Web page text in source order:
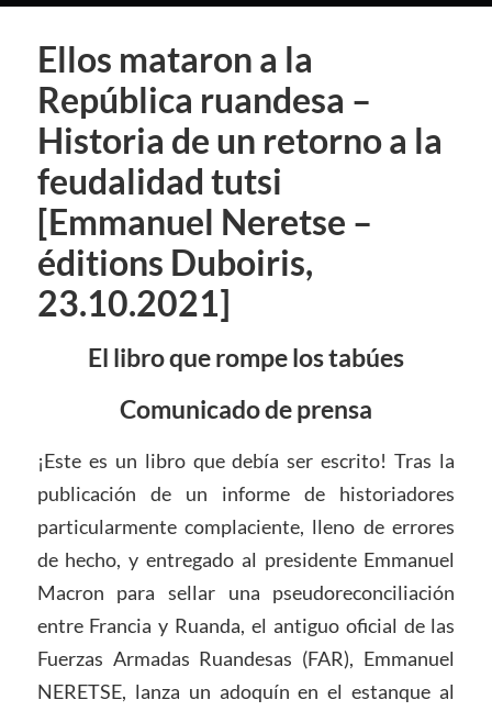
Ellos mataron a la
República ruandesa –
Historia de un retorno a la
feudalidad tutsi
[Emmanuel Neretse –
éditions Duboiris,
23.10.2021]
El libro que rompe los tabúes
Comunicado de prensa
¡Este es un libro que debía ser escrito! Tras la
publicación de un informe de historiadores
particularmente complaciente, lleno de errores
de hecho, y entregado al presidente Emmanuel
Macron para sellar una pseudoreconciliación
entre Francia y Ruanda, el antiguo oficial de las
Fuerzas Armadas Ruandesas (FAR), Emmanuel
NERETSE, lanza un adoquín en el estanque al